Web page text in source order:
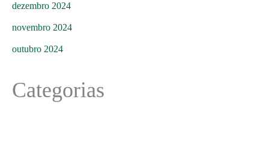
dezembro 2024
novembro 2024
outubro 2024
Categorias